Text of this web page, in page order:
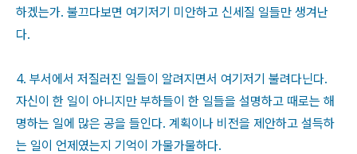
하겠는가. 불끄다보면 여기저기 미안하고 신세질 일들만 생겨난
다.
4. 부서에서 저질러진 일들이 알려지면서 여기저기 불려다닌다.
자신이 한 일이 아니지만 부하들이 한 일들을 설명하고 때로는 해
명하는 일에 많은 공을 들인다. 계획이나 비전을 제안하고 설득하
는 일이 언제였는지 기억이 가물가물하다.